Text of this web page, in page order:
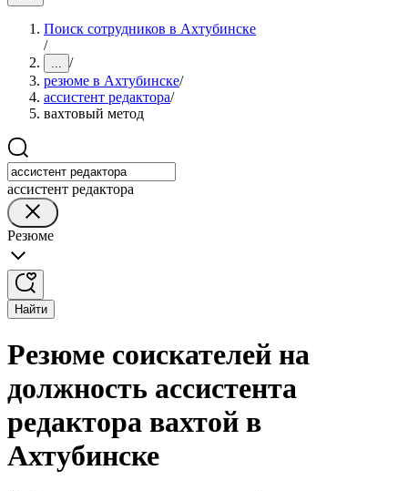
Поиск сотрудников в Ахтубинске
/
... /
резюме в Ахтубинске/
ассистент редактора/
вахтовый метод
ассистент редактора
Резюме
Найти
Резюме соискателей на
должность ассистента
редактора вахтой в
Ахтубинске